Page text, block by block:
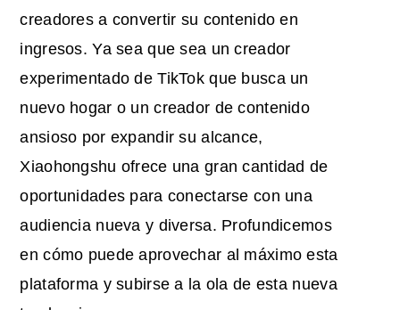
creadores a convertir su contenido en
ingresos. Ya sea que sea un creador
experimentado de TikTok que busca un
nuevo hogar o un creador de contenido
ansioso por expandir su alcance,
Xiaohongshu ofrece una gran cantidad de
oportunidades para conectarse con una
audiencia nueva y diversa. Profundicemos
en cómo puede aprovechar al máximo esta
plataforma y subirse a la ola de esta nueva